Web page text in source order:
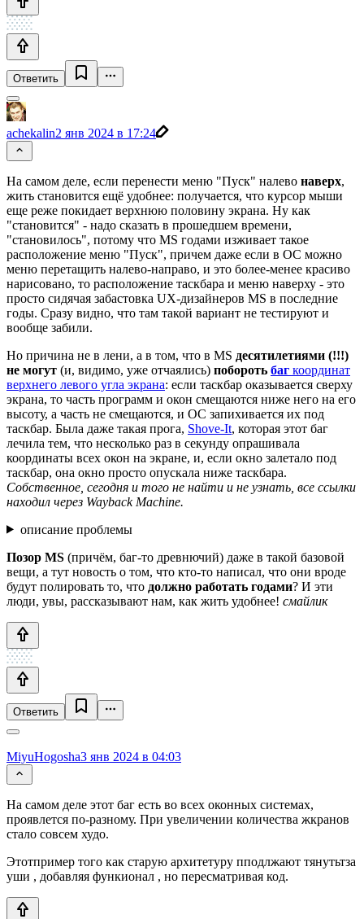
Ответить
achekalin2 янв 2024 в 17:24
На самом деле, если перенести меню "Пуск" налево наверх,
жить становится ещё удобнее: получается, что курсор мыши
еще реже покидает верхнюю половину экрана. Ну как
"становится" - надо сказать в прошедшем времени,
"становилось", потому что MS годами изживает такое
расположение меню "Пуск", причем даже если в ОС можно
меню перетащить налево-направо, и это более-менее красиво
нарисовано, то расположение таскбара и меню наверху - это
просто сидячая забастовка UX-дизайнеров MS в последние
годы. Сразу видно, что там такой вариант не тестируют и
вообще забили.
Но причина не в лени, а в том, что в MS десятилетиями (!!!)
не могут (и, видимо, уже отчаялись) побороть баг координат
верхнего левого угла экрана: если таскбар оказывается сверху
экрана, то часть программ и окон смещаются ниже него на его
высоту, а часть не смещаются, и ОС запихивается их под
таскбар. Была даже такая прога, Shove-It, которая этот баг
лечила тем, что несколько раз в секунду опрашивала
координаты всех окон на экране, и, если окно залетало под
таскбар, она окно просто опускала ниже таскбара.
Собственное, сегодня и того не найти и не узнать, все ссылки
находил через Wayback Machine.
описание проблемы
Позор MS (причём, баг-то древнючий) даже в такой базовой
вещи, а тут новость о том, что кто-то написал, что они вроде
будут полировать то, что должно работать годами? И эти
люди, увы, рассказывают нам, как жить удобнее! смайлик
Ответить
MiyuHogosha3 янв 2024 в 04:03
На самом деле этот баг есть во всех оконных системах,
проявлется по-разному. При увеличении количества жкранов
стало совсем худо.
Этотпример того как старую архитетуру пподлжают тянутьтза
уши , добавляя функионал , но пересматривая код.